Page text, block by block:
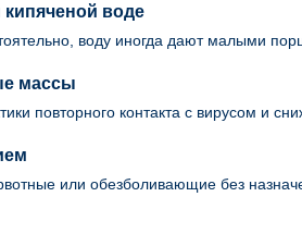
кипяченой воде
воду иногда дают малыми
массы
повторного контакта с вирусом и
или обезболивающие без